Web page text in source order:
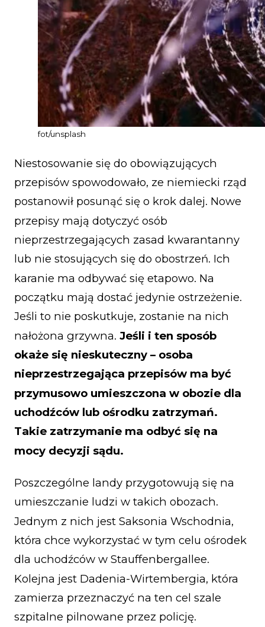
fot/unsplash
Niestosowanie się do obowiązujących
przepisów spowodowało, ze niemiecki rząd
postanowił posunąć się o krok dalej. Nowe
przepisy mają dotyczyć osób
nieprzestrzegających zasad kwarantanny
lub nie stosujących się do obostrzeń. Ich
karanie ma odbywać się etapowo. Na
początku mają dostać jedynie ostrzeżenie.
Jeśli to nie poskutkuje, zostanie na nich
nałożona grzywna. Jeśli i ten sposób
okaże się nieskuteczny – osoba
nieprzestrzegająca przepisów ma być
przymusowo umieszczona w obozie dla
uchodźców lub ośrodku zatrzymań.
Takie zatrzymanie ma odbyć się na
mocy decyzji sądu.
Poszczególne landy przygotowują się na
umieszczanie ludzi w takich obozach.
Jednym z nich jest Saksonia Wschodnia,
która chce wykorzystać w tym celu ośrodek
dla uchodźców w Stauffenbergallee.
Kolejna jest Dadenia-Wirtembergia, która
zamierza przeznaczyć na ten cel szale
szpitalne pilnowane przez policję.